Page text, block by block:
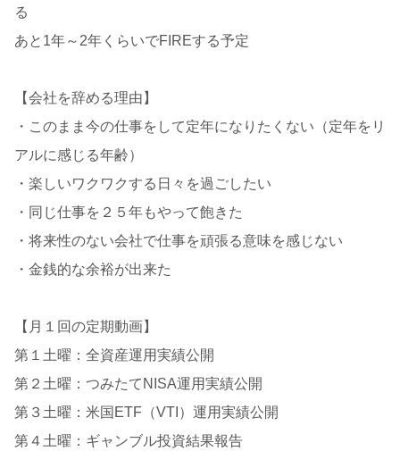
る
あと1年～2年くらいでFIREする予定
【会社を辞める理由】
・このまま今の仕事をして定年になりたくない（定年をリ
アルに感じる年齢）
・楽しいワクワクする日々を過ごしたい
・同じ仕事を２５年もやって飽きた
・将来性のない会社で仕事を頑張る意味を感じない
・金銭的な余裕が出来た
【月１回の定期動画】
第１土曜：全資産運用実績公開
第２土曜：つみたてNISA運用実績公開
第３土曜：米国ETF（VTI）運用実績公開
第４土曜：ギャンブル投資結果報告